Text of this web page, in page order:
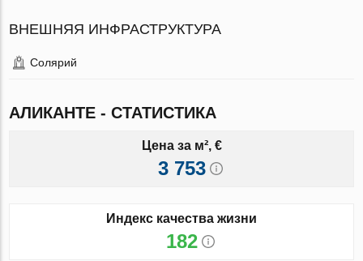
ВНЕШНЯЯ ИНФРАСТРУКТУРА
Солярий
АЛИКАНТЕ - СТАТИСТИКА
Цена за м², €
3 753
Индекс качества жизни
182